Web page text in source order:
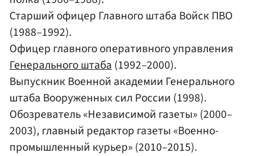
Старший офицер Главного штаба Войск ПВО
(1988–1992).
Офицер главного оперативного управления
Генерального штаба(1992–2000).
Выпускник Военной академии Генерального
штаба Вооруженных сил России (1998).
Обозреватель «Независимой газеты» (2000–
2003), главный редактор газеты «Военно-
промышленный курьер» (2010–2015).